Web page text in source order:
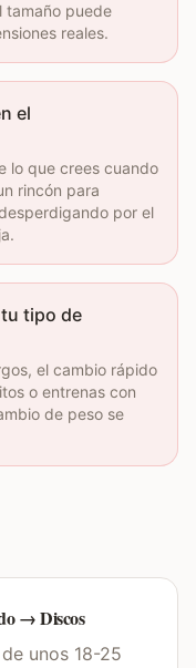
tamaño puede
reales.
el
lo que crees cuando
rincón para
por el
tipo de
el cambio rápido
o entrenas con
de peso se
→ Discos
unos 18-25